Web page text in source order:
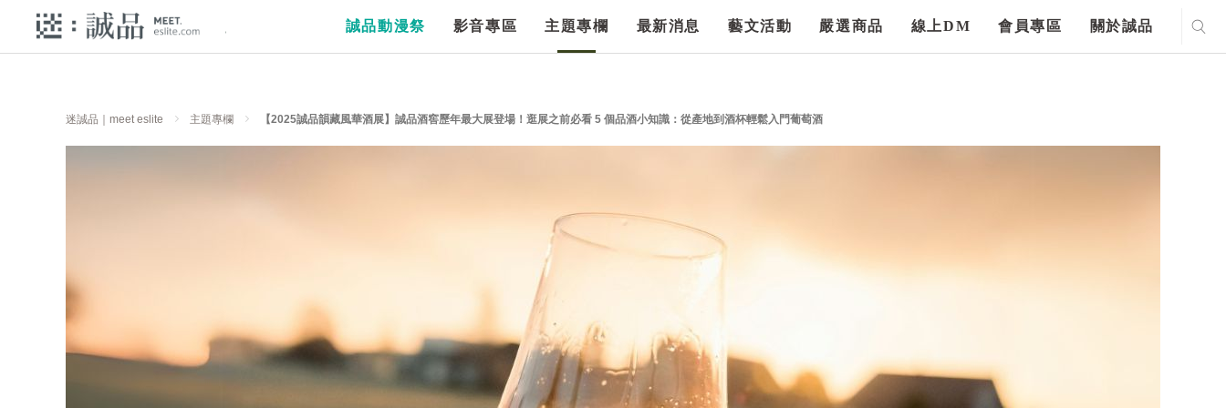
誠品動漫祭 影音專區 主題專欄 最新消息 藝文活動 嚴選商品 線上DM 會員專區 關於誠品
迷誠品｜meet eslite 主題專欄 【2025誠品韻藏風華酒展】誠品酒窖歷年最大展登場！逛展之前必看 5 個品酒小知識：從產地到酒杯輕鬆入門葡萄酒